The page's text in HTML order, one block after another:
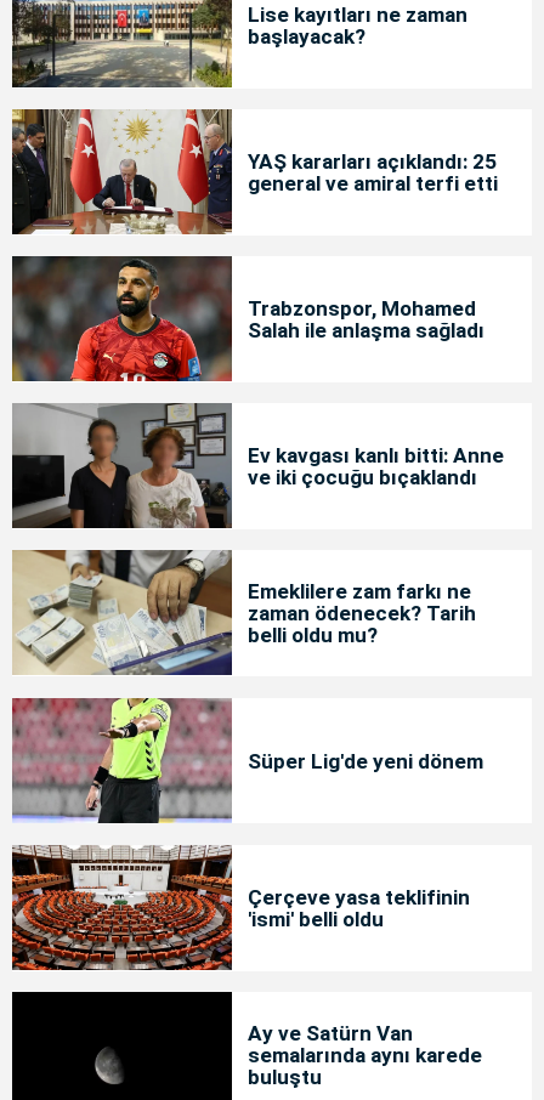
Lise kayıtları ne zaman
başlayacak?
YAŞ kararları açıklandı: 25
general ve amiral terfi etti
Trabzonspor, Mohamed
Salah ile anlaşma sağladı
Ev kavgası kanlı bitti: Anne
ve iki çocuğu bıçaklandı
Emeklilere zam farkı ne
zaman ödenecek? Tarih
belli oldu mu?
Süper Lig'de yeni dönem
Çerçeve yasa teklifinin
'ismi' belli oldu
Ay ve Satürn Van
semalarında aynı karede
buluştu